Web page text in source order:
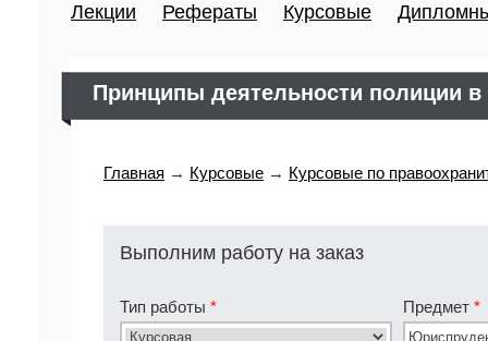
Лекции Рефераты Курсовые
Принципы деятельности полиции
Главная → Курсовые → Курсовые по
Выполним работу на заказ
Тип работы * Предмет *